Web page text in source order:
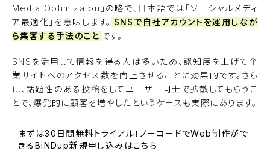
Media Optimizaton」の略で、日本語では「ソーシャルメディ
ア最適化」を意味します。 SNSで自社アカウントを運用しなが
ら集客する手法のこと です。
SNSを活用して情報を得る人は多いため、認知度を上げて企
業サイトへのアクセス数を向上させることに効果的です。さら
に、話題性のある投稿をしてユーザー同士で拡散してもらうこ
とで、爆発的に顧客を増やしたというケースも実際にあります。
まずは30日間無料トライアル！ノーコードでWeb制作がで
きるBiNDup新規申し込みはこちら